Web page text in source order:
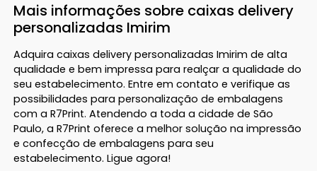
Mais informações sobre caixas delivery
personalizadas Imirim
Adquira caixas delivery personalizadas Imirim de alta
qualidade e bem impressa para realçar a qualidade do
seu estabelecimento. Entre em contato e verifique as
possibilidades para personalização de embalagens
com a R7Print. Atendendo a toda a cidade de São
Paulo, a R7Print oferece a melhor solução na impressão
e confecção de embalagens para seu
estabelecimento. Ligue agora!